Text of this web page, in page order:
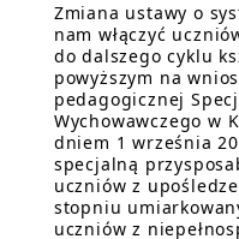
Zmiana ustawy o
nam włączyć
do dalszego cyklu
powyższym na
pedagogicznej
Wychowawczego w
dniem 1 września
specjalną
uczniów z
stopniu
uczniów z